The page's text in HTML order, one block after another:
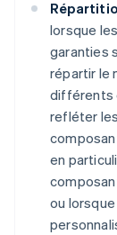
lorsque
garanties
répartir le
différents
refléter
en
ou